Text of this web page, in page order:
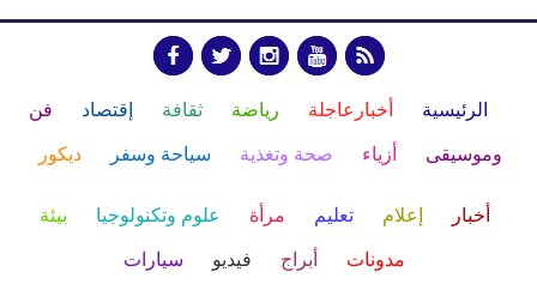
الرئيسية أخبارعاجلة رياضة ثقافة إقتصاد فن
وموسيقى أزياء صحة وتغذية سياحة وسفر ديكور
أخبار إعلام تعليم مرأة علوم وتكنولوجيا بيئة
مدونات أبراج فيديو سيارات